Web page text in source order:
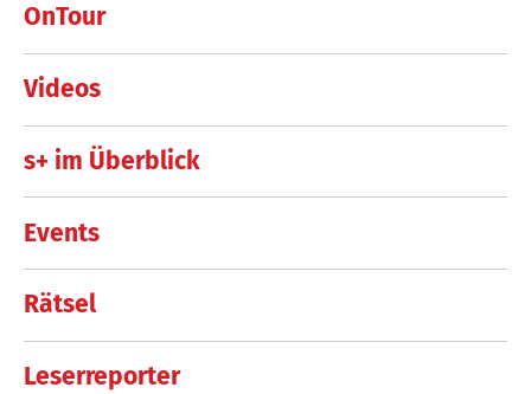
OnTour
Videos
s+ im Überblick
Events
Rätsel
Leserreporter